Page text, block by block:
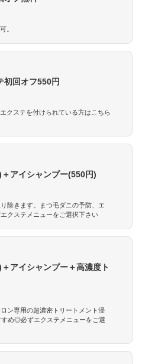
。
初回オフ550円
クステを付けられている方はこちら
＋アイシャンプー(550円)
除きます。まつ毛ダニの予防、エ
クステメニューをご選択下さい
アイシャンプー＋高濃度ト
ン専用の超濃密トリートメント浸
め◎必ずエクステメニューをご選